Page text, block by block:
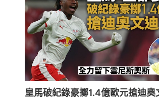
皇馬破紀錄豪擲1.4億歐元搶迪